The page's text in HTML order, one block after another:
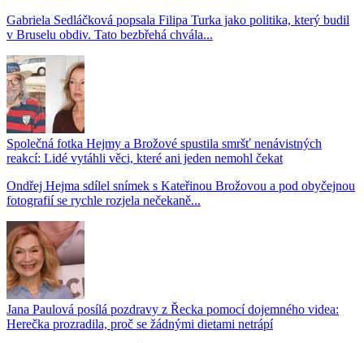
Gabriela Sedláčková popsala Filipa Turka jako politika, který budil
v Bruselu obdiv. Tato bezbřehá chvála...
Společná fotka Hejmy a Brožové spustila smršť nenávistných
reakcí: Lidé vytáhli věci, které ani jeden nemohl čekat
Ondřej Hejma sdílel snímek s Kateřinou Brožovou a pod obyčejnou
fotografií se rychle rozjela nečekaně...
Jana Paulová posílá pozdravy z Řecka pomocí dojemného videa:
Herečka prozradila, proč se žádnými dietami netrápí